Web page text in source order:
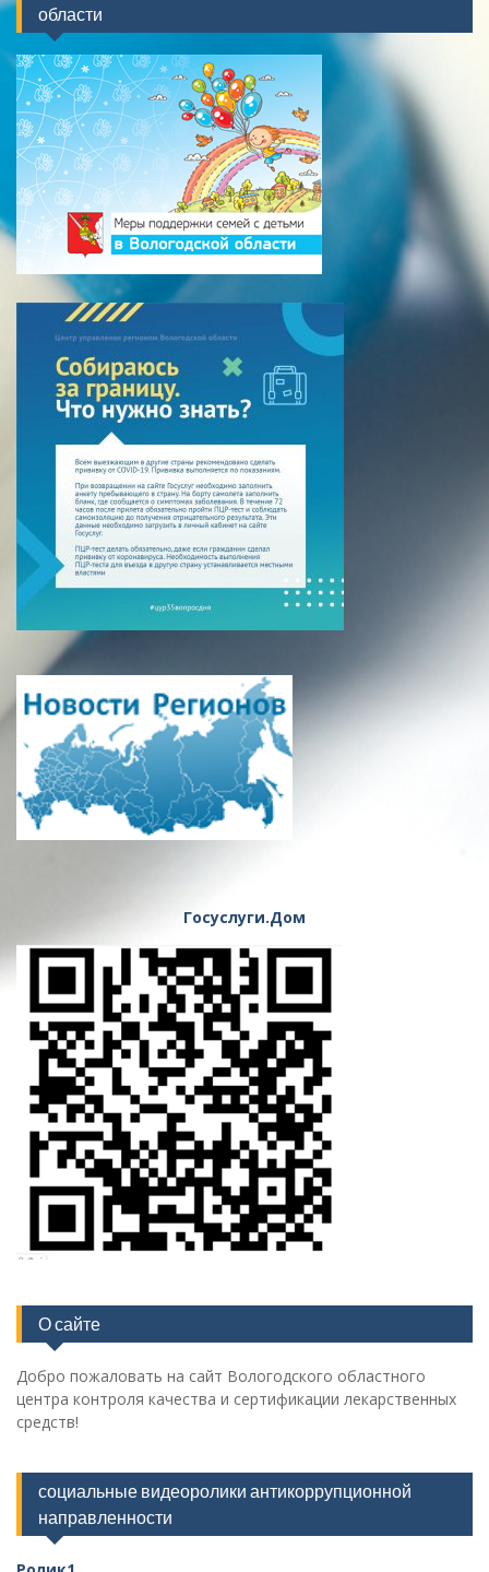
области
Госуслуги.Дом
О сайте
Добро пожаловать на сайт Вологодского областного
центра контроля качества и сертификации лекарственных
средств!
социальные видеоролики антикоррупционной
направленности